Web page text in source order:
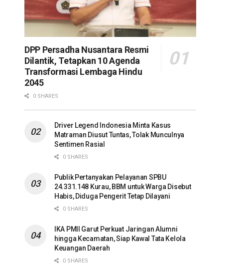
DPP Persadha Nusantara Resmi
Dilantik, Tetapkan 10 Agenda
Transformasi Lembaga Hindu
2045
0 SHARES
Driver Legend Indonesia Minta Kasus
Matraman Diusut Tuntas, Tolak Munculnya
Sentimen Rasial
0 SHARES
Publik Pertanyakan Pelayanan SPBU
24.331.148 Kurau, BBM untuk Warga Disebut
Habis, Diduga Pengerit Tetap Dilayani
0 SHARES
IKA PMII Garut Perkuat Jaringan Alumni
hingga Kecamatan, Siap Kawal Tata Kelola
Keuangan Daerah
0 SHARES